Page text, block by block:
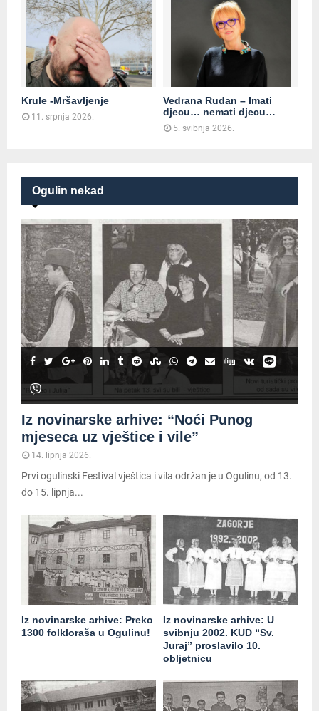
Krule -Mršavljenje
11. srpnja 2026.
Vedrana Rudan – Imati
djecu… nemati djecu…
5. svibnja 2026.
Ogulin nekad
Iz novinarske arhive: “Noći Punog
mjeseca uz vještice i vile”
14. lipnja 2026.
Prvi ogulinski Festival vještica i vila održan je u Ogulinu, od 13.
do 15. lipnja...
Iz novinarske arhive: Preko
1300 folkloraša u Ogulinu!
Iz novinarske arhive: U
svibnju 2002. KUD “Sv.
Juraj” proslavilo 10.
obljetnicu